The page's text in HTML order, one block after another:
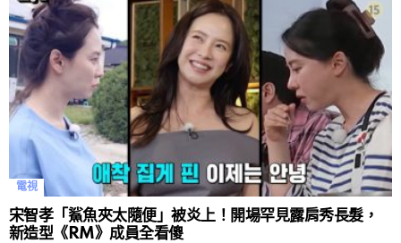
電視
宋智孝「鯊魚夾太隨便」被炎上！開場罕見露肩秀長髮，
新造型《RM》成員全看傻